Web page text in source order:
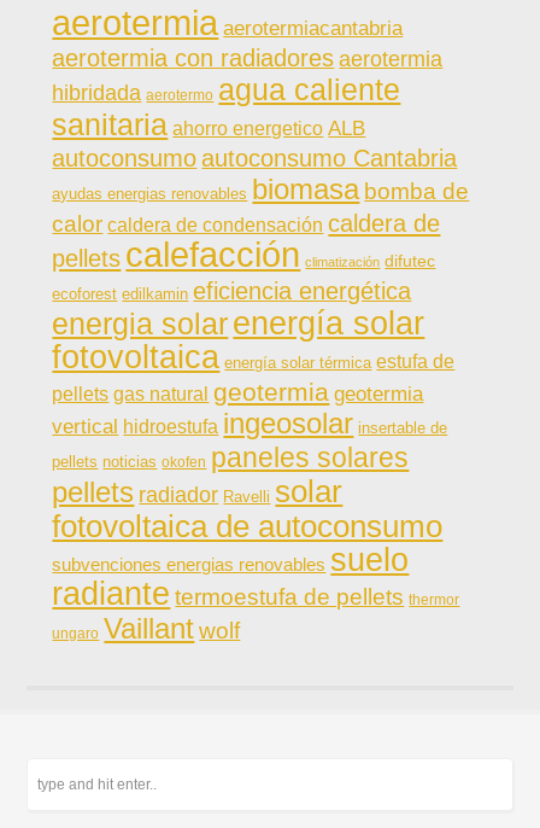
aerotermia aerotermiacantabria
aerotermia con radiadores aerotermia
hibridada aerotermo agua caliente
sanitaria ahorro energetico ALB
autoconsumo autoconsumo Cantabria
ayudas energias renovables biomasa bomba de
calor caldera de condensación caldera de
pellets calefacción climatización difutec
ecoforest edilkamin eficiencia energética
energia solarenergía solar
fotovoltaica energía solar térmica estufa de
pellets gas natural geotermia geotermia
vertical hidroestufa ingeosolar insertable de
pellets noticias okofen paneles solares
pellets radiador Ravelli solar
fotovoltaica de autoconsumo
subvenciones energias renovables suelo
radiante termoestufa de pellets thermor
ungaro Vaillant wolf